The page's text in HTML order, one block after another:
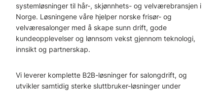
systemløsninger til hår-, skjønnhets- og velværebransjen i
Norge. Løsningene våre hjelper norske frisør- og
velværesalonger med å skape sunn drift, gode
kundeopplevelser og lønnsom vekst gjennom teknologi,
innsikt og partnerskap.
Vi leverer komplette B2B-løsninger for salongdrift, og
utvikler samtidig sterke sluttbruker-løsninger under